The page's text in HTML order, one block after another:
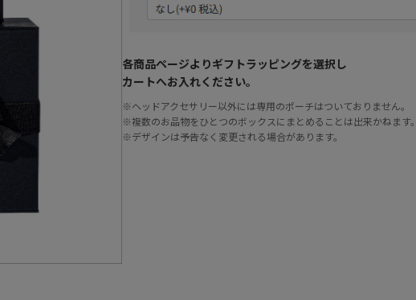
各商品ページよりギフトラッピングを選択し
カートへお入れください。
※ヘッドアクセサリー以外には専用のポーチはついておりません。
※複数のお品物をひとつのボックスにまとめることは出来かねます。
※デザインは予告なく変更される場合があります。